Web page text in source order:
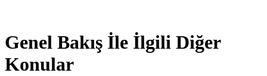
Genel Bakış İle İlgili Diğer
Konular